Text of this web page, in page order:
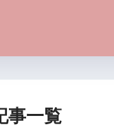
事一覧